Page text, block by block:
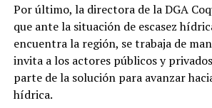
Por último, la directora de la DGA
que ante la situación de escasez
encuentra la región, se trabaja de
invita a los actores públicos y
parte de la solución para avanzar
hídrica.